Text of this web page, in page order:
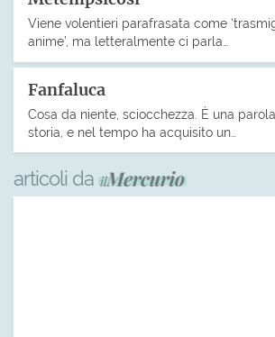
Viene volentieri parafrasata come
anime’, ma letteralmente ci parla…
Fanfaluca
Cosa da niente, sciocchezza. È una
storia, e nel tempo ha acquisito un…
articoli da